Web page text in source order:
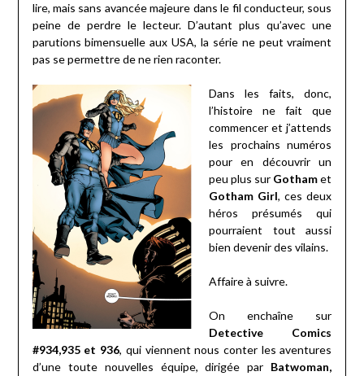
lire, mais sans avancée majeure dans le fil conducteur, sous
peine de perdre le lecteur. D’autant plus qu’avec une
parutions bimensuelle aux USA, la série ne peut vraiment
pas se permettre de ne rien raconter.
Dans les faits, donc,
l’histoire ne fait que
commencer et j’attends
les prochains numéros
pour en découvrir un
peu plus sur Gothamet
Gotham Girl, ces deux
héros présumés qui
pourraient tout aussi
bien devenir des vilains.
Affaire à suivre.
On enchaîne sur
Detective Comics
#934,935 et 936, qui viennent nous conter les aventures
d’une toute nouvelles équipe, dirigée par Batwoman,